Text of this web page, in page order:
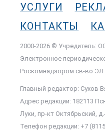
УСЛУГИ
КОНТАКТЫ
2000-2026 © Учредитель:
Электронное
Роскомнадзором cв-во ЭЛ
Главный редактор: Сухов
Адрес редакции: 182113
Луки, пр-кт Октябрьский,
Телефон редакции: +7